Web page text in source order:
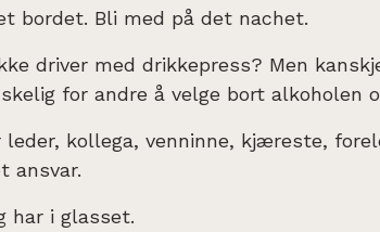
bordet. Bli med på det nachet.
driver med drikkepress? Men
for andre å velge bort alkoholen
leder, kollega, venninne, kjæreste,
ansvar.
har i glasset.